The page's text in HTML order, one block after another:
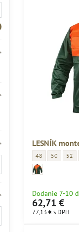
LESNÍK
LESNÍK
48 LESNÍK
50 52
LESNÍK
LESNÍK
Dodanie 7-10
62,71 €
77,13 €s DPH